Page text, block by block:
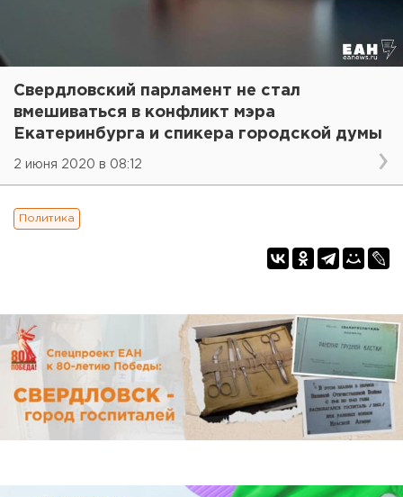
Свердловский парламент не стал
вмешиваться в конфликт мэра
Екатеринбурга и спикера городской думы
2 июня 2020 в 08:12
Политика